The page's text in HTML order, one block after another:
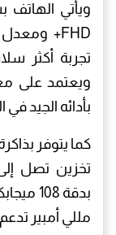
تجربة أكثر
بأدائه الجيد
مللي أمبير تدعم